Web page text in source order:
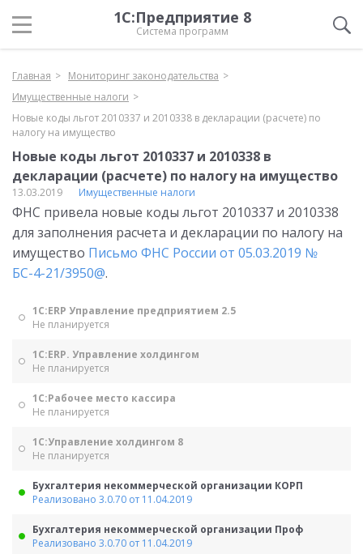
1С:Предприятие 8
Система программ
Главная
Мониторинг законодательства
Имущественные налоги
Новые коды льгот 2010337 и 2010338 в декларации (расчете) по
налогу на имущество
Новые коды льгот 2010337 и 2010338 в
декларации (расчете) по налогу на имущество
13.03.2019 Имущественные налоги
ФНС привела новые коды льгот 2010337 и 2010338
для заполнения расчета и декларации по налогу на
имущество Письмо ФНС России от 05.03.2019 №
БС-4-21/3950@.
1С:ERP Управление предприятием 2.5
Не планируется
1С:ERP. Управление холдингом
Не планируется
1С:Рабочее место кассира
Не планируется
1С:Управление холдингом 8
Не планируется
Бухгалтерия некоммерческой организации КОРП
Реализовано 3.0.70 от 11.04.2019
Бухгалтерия некоммерческой организации Проф
Реализовано 3.0.70 от 11.04.2019